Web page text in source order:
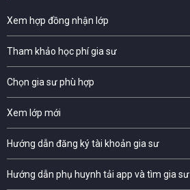
Xem hợp đồng nhận lớp
Tham khảo học phí gia sư
Chọn gia sư phù hợp
Xem lớp mới
Hướng dẫn đăng ký tài khoản gia sư
Hướng dẫn phụ huynh tải app và tìm gia sư